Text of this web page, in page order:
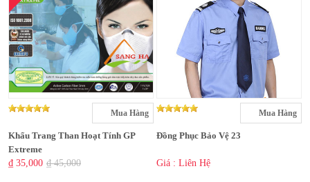
Mua Hàng
Khẩu Trang Than Hoạt Tính GP
Extreme
₫ 35,000 ₫ 45,000
Mua Hàng
Đồng Phục Bảo Vệ 23
Giá : Liên Hệ